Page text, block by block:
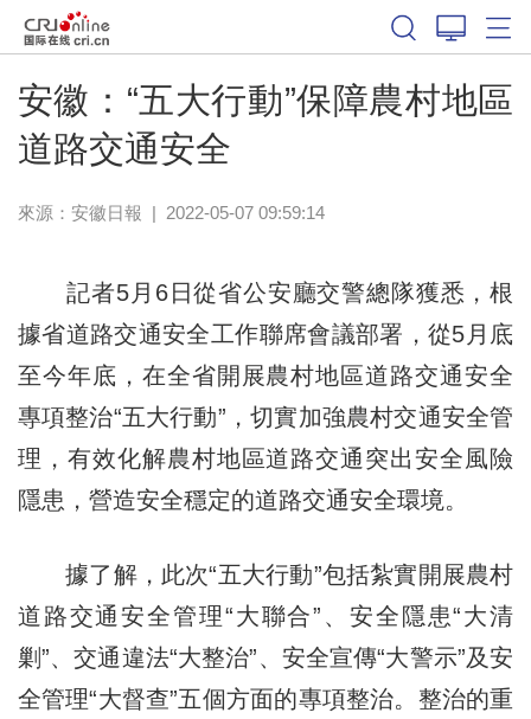
安徽：“五大行動”保障農村地區
道路交通安全
來源： 安徽日報 | 2022-05-07 09:59:14
記者5月6日從省公安廳交警總隊獲悉，根
據省道路交通安全工作聯席會議部署，從5月底
至今年底，在全省開展農村地區道路交通安全
專項整治“五大行動”，切實加強農村交通安全管
理，有效化解農村地區道路交通突出安全風險
隱患，營造安全穩定的道路交通安全環境。
據了解，此次“五大行動”包括紮實開展農村
道路交通安全管理“大聯合”、安全隱患“大清
剿”、交通違法“大整治”、安全宣傳“大警示”及安
全管理“大督查”五個方面的專項整治。整治的重